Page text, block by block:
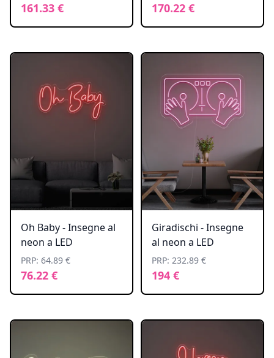
161.33 € 170.22 €
Oh Baby - Insegne al
neon a LED
PRP: 64.89 €
76.22 €
Giradischi - Insegne
al neon a LED
PRP: 232.89 €
194 €